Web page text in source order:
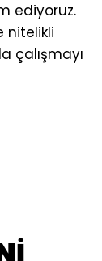
ediyoruz.
nitelikli
çalışmayı